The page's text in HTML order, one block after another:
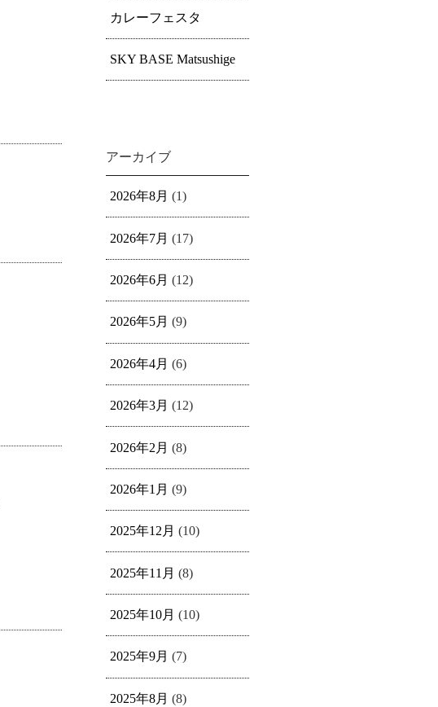
カレーフェスタ
SKY BASE Matsushige
アーカイブ
2026年8月 (1)
2026年7月 (17)
2026年6月 (12)
2026年5月 (9)
2026年4月 (6)
2026年3月 (12)
2026年2月 (8)
2026年1月 (9)
2025年12月 (10)
2025年11月 (8)
2025年10月 (10)
2025年9月 (7)
2025年8月 (8)